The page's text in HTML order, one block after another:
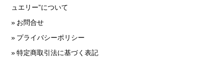
ュエリー”について
お問合せ
プライバシーポリシー
特定商取引法に基づく表記